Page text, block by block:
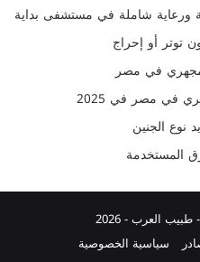
ورعاية شاملة في مستشفى بداية
توتر أو إحراج
في مصر
مصر في 2025
نوع الجنين
المستخدمة
طبيب العرب- 2026
سياسية الخصوصية